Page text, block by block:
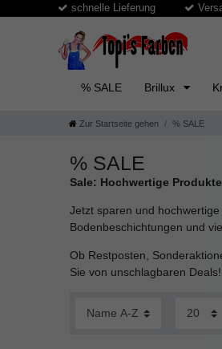
schnelle Lieferung
% SALE Brillux
Zur Startseite gehen % SALE
% SALE
Sale: Hochwertige
Jetzt sparen und
Bodenbeschichtungen und
Ob Restposten,
Sie von unschlagbaren Deals!